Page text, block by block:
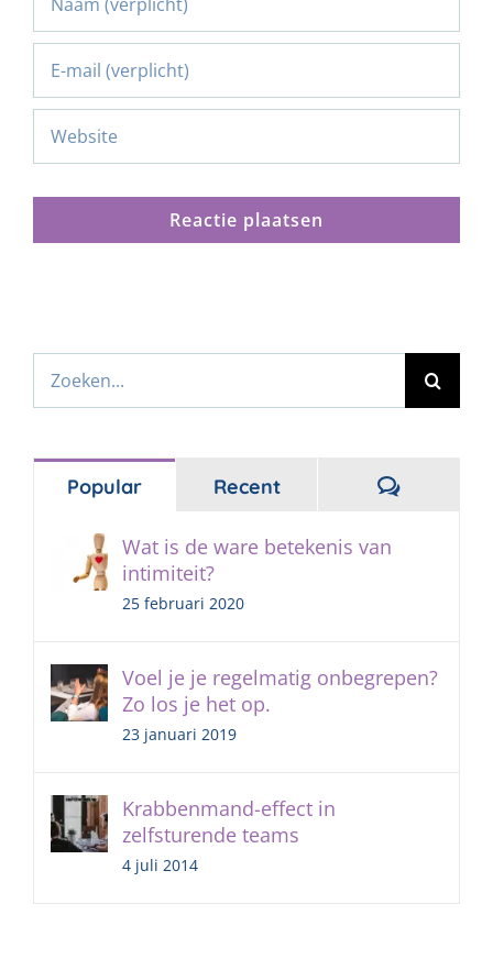
Zoeken
Popular Recent Reacties
Wat is de ware betekenis van
intimiteit?
25 februari 2020
Voel je je regelmatig onbegrepen?
Zo los je het op.
23 januari 2019
Krabbenmand-effect in
zelfsturende teams
4 juli 2014